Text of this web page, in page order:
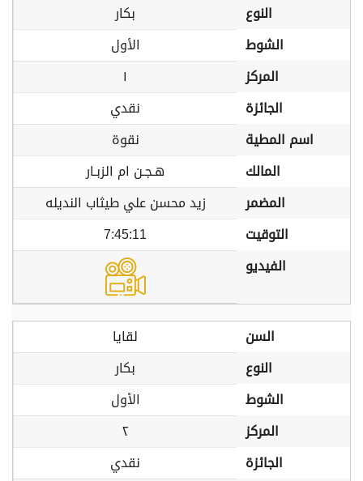
النوع
بكار
الشوط
الأول
المركز
١
الجائزة
نقدي
اسم المطية
نقوة
المالك
هـجـن ام الزبـار
المضمر
زيد محسن علي طيثاب النديله
التوقيت
7:45:11
الفيديو
السن
لقايا
النوع
بكار
الشوط
الأول
المركز
٢
الجائزة
نقدي